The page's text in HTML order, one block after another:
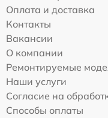
Оплата и доставка
Контакты
Вакансии
О компании
Ремонтируемые
Наши услуги
Согласие на
Способы оплаты